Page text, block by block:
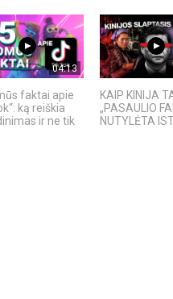
04:13
faktai apie
ką reiškia
ir ne tik
KAIP KINIJA
„PASAULIO
NUTYLĖTA